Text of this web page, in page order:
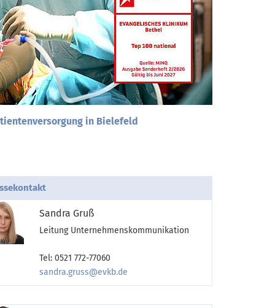
in Bielefeld
Sandra Gruß
Leitung Unternehmenskommunikation
Tel: 0521 772-77060
sandra.gruss@evkb.de